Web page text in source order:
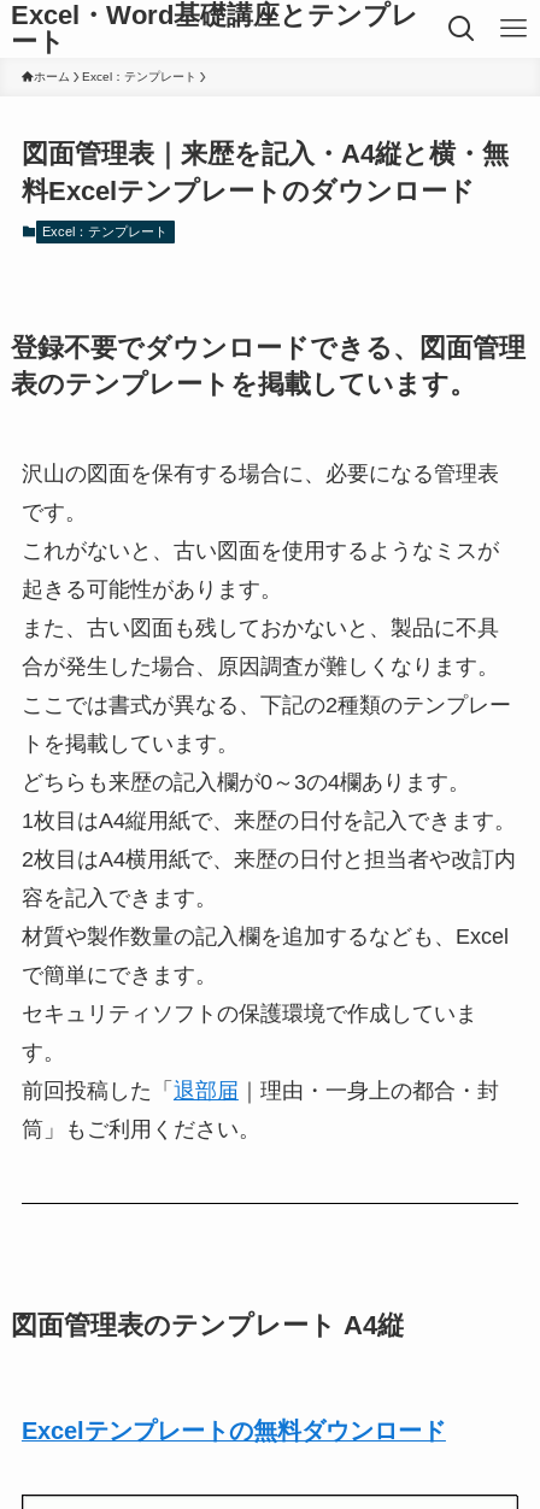
Excel・Word基礎講座とテンプレ
ート
ホーム Excel：テンプレート
図面管理表｜来歴を記入・A4縦と横・無
料Excelテンプレートのダウンロード
Excel：テンプレート
登録不要でダウンロードできる、図面管理
表のテンプレートを掲載しています。
沢山の図面を保有する場合に、必要になる管理表
です。
これがないと、古い図面を使用するようなミスが
起きる可能性があります。
また、古い図面も残しておかないと、製品に不具
合が発生した場合、原因調査が難しくなります。
ここでは書式が異なる、下記の2種類のテンプレー
トを掲載しています。
どちらも来歴の記入欄が0～3の4欄あります。
1枚目はA4縦用紙で、来歴の日付を記入できます。
2枚目はA4横用紙で、来歴の日付と担当者や改訂内
容を記入できます。
材質や製作数量の記入欄を追加するなども、Excel
で簡単にできます。
セキュリティソフトの保護環境で作成していま
す。
前回投稿した「 退部届 ｜理由・一身上の都合・封
筒」もご利用ください。
図面管理表のテンプレート A4縦
Excelテンプレートの無料ダウンロード